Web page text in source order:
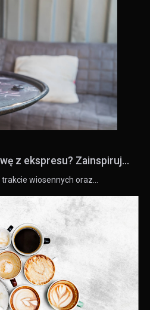
z ekspresu? Zainspiruj...
wiosennych oraz…